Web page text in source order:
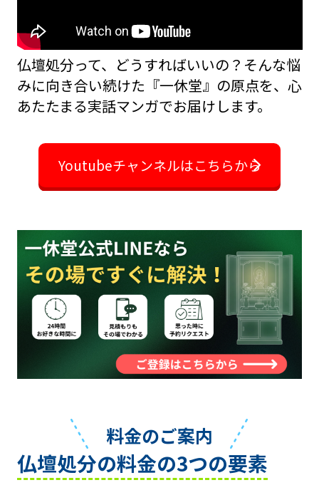
仏壇処分って、どうすればいいの？――そんな悩
みに向き合い続けた『一休堂』の原点を、 心
あたたまる実話マンガでお届けします。
Youtubeチャンネルはこちらから
料金のご案内
仏壇処分の料金の3つの要素